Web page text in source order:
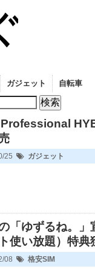
ガジェット
自転車
25 ガジェット
「ゆずるね。」
使い放題）特典
08 格安SIM